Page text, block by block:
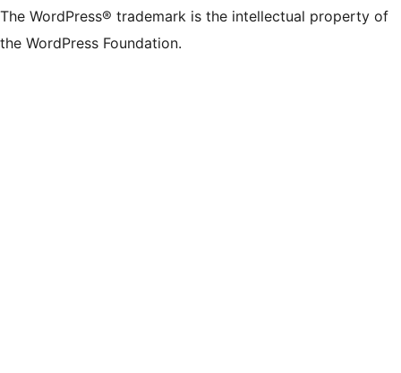
The WordPress® trademark is the intellectual property of
the WordPress Foundation.